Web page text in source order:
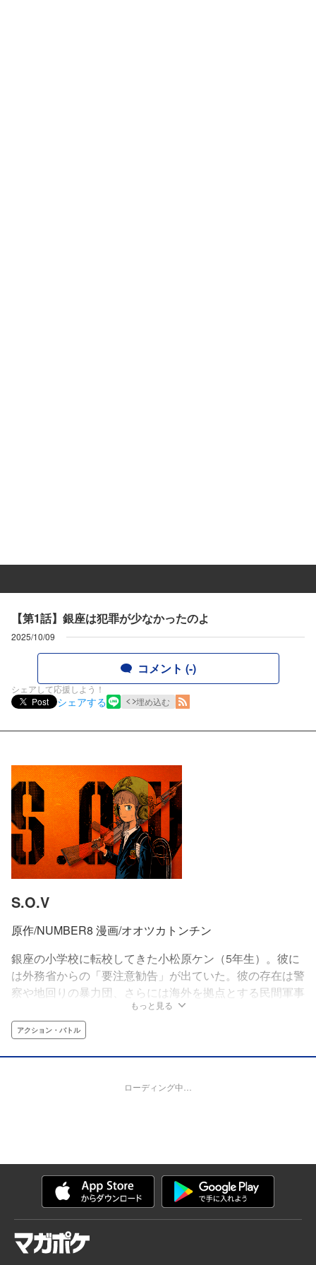
【第1話】銀座は犯罪が少なかったのよ
2025/10/09
コメント (-)
シェアして応援しよう！
Post
シェアする 埋め込む
S.O.V
原作/NUMBER8 漫画/オオツカトンチン
銀座の小学校に転校してきた小松原ケン（5年生）。彼に
は外務省からの「要注意勧告」が出ていた。彼の存在は警
察や地回りの暴力団、さらには海外を拠点とする民間軍事
会社にまで波紋を広げる。高級ブランドショップが立ち並
ぶ街で「暴力からうまれた」ような少年の戦闘能力が解放
される！
もっと見る
アクション・バトル
ローディング中…